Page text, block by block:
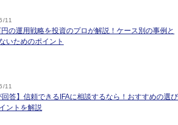
11
の運用戦略を投資のプロが解説！ケース別の事例と
いためのポイント
11
回答】信頼できるIFAに相談するなら！おすすめの選び
ントを解説